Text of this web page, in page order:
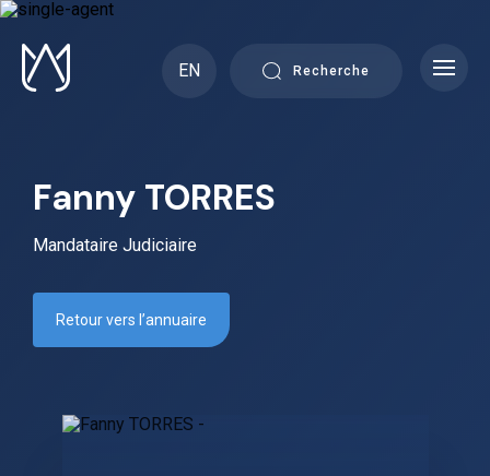
Skip
content
EN
Recherche
Fanny TORRES
Mandataire Judiciaire
Retour vers l’annuaire